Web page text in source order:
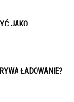
JAKO
ŁADOWANIE?